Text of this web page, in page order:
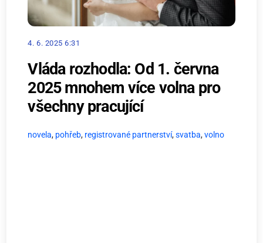
4. 6. 2025 6:31
Vláda rozhodla: Od 1. června
2025 mnohem více volna pro
všechny pracující
novela, pohřeb, registrované partnerství,svatba,volno